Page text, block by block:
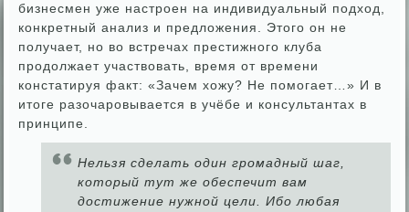
бизнесмен уже настроен на индивидуальный подход,
конкретный анализ и предложения. Этого он не
получает, но во встречах престижного клуба
продолжает участвовать, время от времени
констатируя факт: «Зачем хожу? Не помогает…» И в
итоге разочаровывается в учёбе и консультантах в
принципе.
Нельзя сделать один громадный шаг,
который тут же обеспечит вам
достижение нужной цели. Ибо любая